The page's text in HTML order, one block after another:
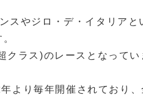
スやジロ・デ・イタリアと
ラス)のレースとなってい
より毎年開催されており、